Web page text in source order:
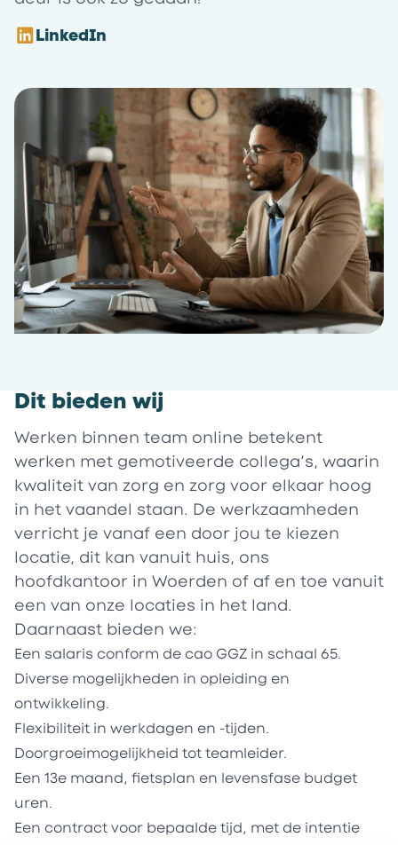
LinkedIn
Dit bieden wij
Werken binnen team online betekent
werken met gemotiveerde collega’s, waarin
kwaliteit van zorg en zorg voor elkaar hoog
in het vaandel staan. De werkzaamheden
verricht je vanaf een door jou te kiezen
locatie, dit kan vanuit huis, ons
hoofdkantoor in Woerden of af en toe vanuit
een van onze locaties in het land.
Daarnaast bieden we:
Een salaris conform de cao GGZ in schaal 65.
Diverse mogelijkheden in opleiding en
ontwikkeling.
Flexibiliteit in werkdagen en -tijden.
Doorgroeimogelijkheid tot teamleider.
Een 13e maand, fietsplan en levensfase budget
uren.
Een contract voor bepaalde tijd, met de intentie